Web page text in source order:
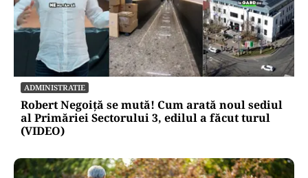
ADMINISTRATIE
Robert Negoiță se mută! Cum arată noul sediul
al Primăriei Sectorului 3, edilul a făcut turul
(VIDEO)